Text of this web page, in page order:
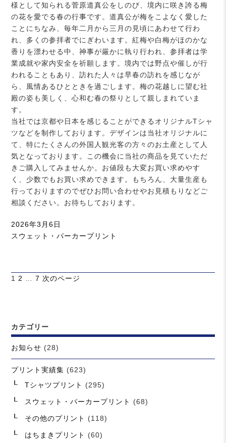
様として知られる菅原道真公をしのび、境内に咲き誇る梅
の花を愛でる春の行事です。道真公が梅をこよなく愛した
ことにちなみ、毎年二月から三月の見頃にあわせて行わ
れ、多くの参拝者でにぎわいます。紅梅や白梅がほのかな
香りを漂わせる中、神事が厳かに執り行われ、参拝者は学
業成就や家内安全を祈願します。境内では野点や催しが行
われることもあり、訪れた人々は早春の訪れを感じなが
ら、風情あるひとときを過ごします。梅の花越しに望む社
殿の姿も美しく、心和む春の祭りとして親しまれていま
す。
当社では京都や日本を感じることができるオリジナルTシャ
ツなどを制作しております。デザインは当社オリジナルに
て、特にたくさんの外国人観光客の方々のお土産として人
気となっております。この機会に当社の商品を見ていただ
きご購入してみませんか。お値段も大変お買い求めやす
く、少数でもお買い求めできます。もちろん、大量生産も
行っておりますのでぜひお問い合わせやお見積もりなどご
相談ください。お待ちしております。
投
稿
2026年3月6日
カ
ー
スウェット・パーカープリント
投
ー
ジ
送
り
ペ
1
ペ
2
ペ
7 次のページ
カテゴリー
お知らせ (28)
プリント実績集 (623)
Tシャツプリント
(295)
スウェット・パーカープリント (68)
その他のプリント (118)
はちまきプリント (60)